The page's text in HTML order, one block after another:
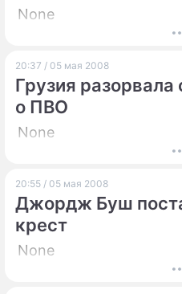
None
20:37 / 05 мая 2008
Грузия разорвала
о ПВО
None
20:55 / 05 мая 2008
Джордж Буш
крест
None